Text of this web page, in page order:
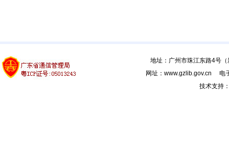
地址：广州市珠江东路4
网址：www.gzlib.gov.cn 电
技术支持